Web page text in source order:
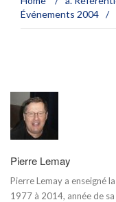
Événements 2004 /
Pierre Lemay
Pierre Lemay a enseigné
1977 à 2014, année de